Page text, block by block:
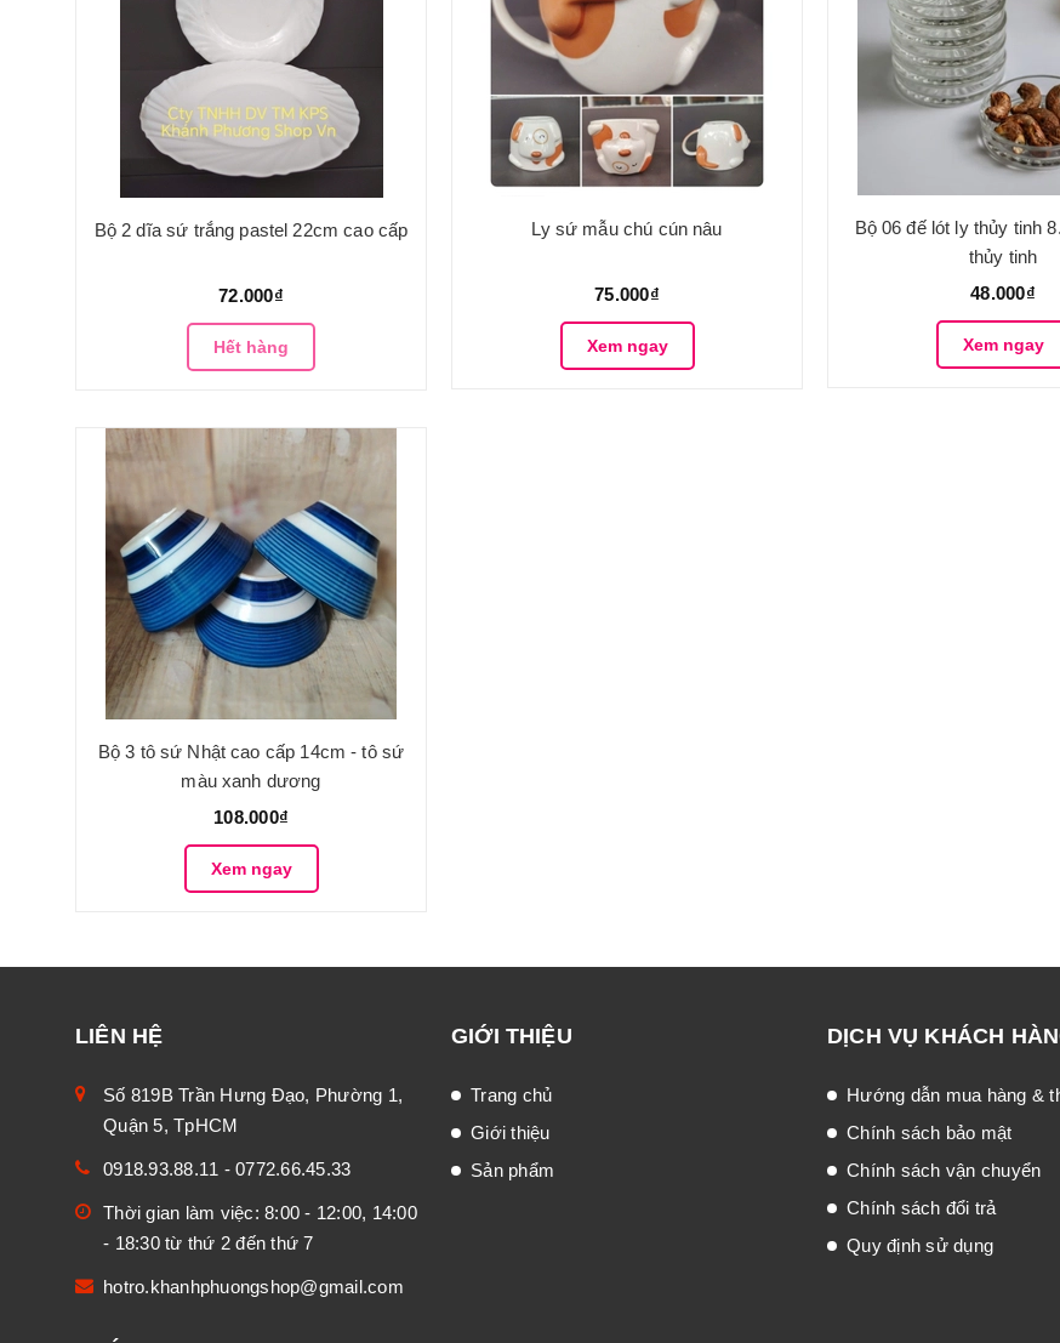
Bộ 2 dĩa sứ trắng pastel 22cm cao cấp
72.000₫
Hết hàng
Ly sứ mẫu chú cún nâu
75.000₫
Xem ngay
Bộ 06 đế lót ly thủy tinh
thủy tinh
48.000₫
Xem ngay
Bộ 3 tô sứ Nhật cao cấp 14cm - tô sứ
màu xanh dương
108.000₫
Xem ngay
LIÊN HỆ
Số 819B Trần Hưng Đạo, Phường 1,
Quận 5, TpHCM
0918.93.88.11 - 0772.66.45.33
Thời gian làm việc: 8:00 - 12:00, 14:00
- 18:30 từ thứ 2 đến thứ 7
hotro.khanhphuongshop@gmail.com
GIỚI THIỆU
Trang chủ
Giới thiệu
Sản phẩm
DỊCH VỤ KHÁCH
Hướng dẫn mua hàng &
Chính sách bảo mật
Chính sách vận chuyển
Chính sách đổi trả
Quy định sử dụng